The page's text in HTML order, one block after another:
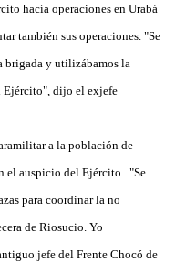
hacía operaciones en Urabá
también sus operaciones. "Se
brigada y utilizábamos la
Ejército", dijo el exjefe
a la población de
el auspicio del Ejército. "Se
para coordinar la no
de Riosucio. Yo
jefe del Frente Chocó de